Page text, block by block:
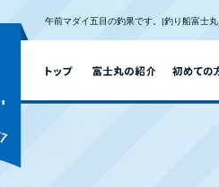
午前マダイ五目の釣果です。|釣り船富士丸